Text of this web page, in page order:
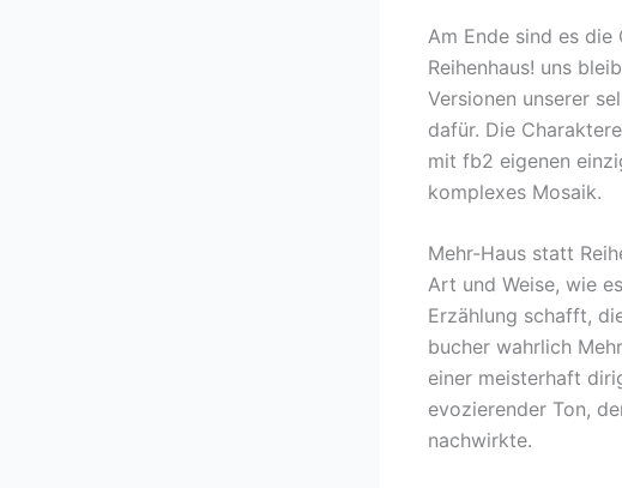
Am Ende sind es
Reihenhaus! uns
Versionen unserer
dafür. Die
mit fb2 eigenen
komplexes Mosaik.
Mehr-Haus statt
Art und Weise, wie
Erzählung schafft,
bucher wahrlich
einer meisterhaft
evozierender Ton,
nachwirkte.